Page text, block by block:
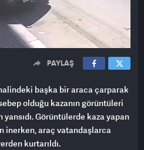
PAYLAŞ
başka bir araca çarparak
olduğu kazanın görüntüleri
Görüntülerde kaza yapan
inerken, araç vatandaşlarca
kurtarıldı.